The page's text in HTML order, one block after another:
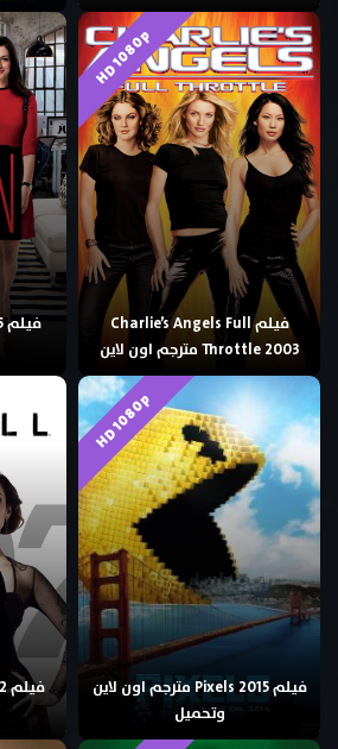
HD 1080p
فيلم Charlie’s Angels Full
Throttle 2003 مترجم اون لاين
HD 1080p
فيلم Pixels 2015 مترجم اون لاين
وتحميل